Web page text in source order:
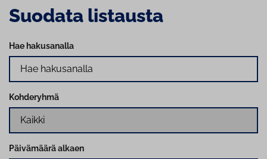
Suodata listausta
Hae hakusanalla
Kohderyhmä
Päivämäärä alkaen